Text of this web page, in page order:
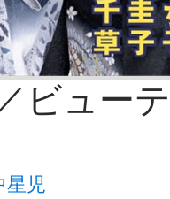
ビュー
星児